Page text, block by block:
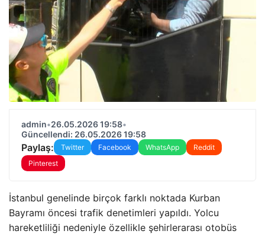
admin•26.05.2026 19:58•
Güncellendi: 26.05.2026 19:58
Paylaş: Twitter Facebook WhatsApp
Reddit
Pinterest
İstanbul genelinde birçok farklı noktada Kurban
Bayramı öncesi trafik denetimleri yapıldı. Yolcu
hareketliliği nedeniyle özellikle şehirlerarası otobüs